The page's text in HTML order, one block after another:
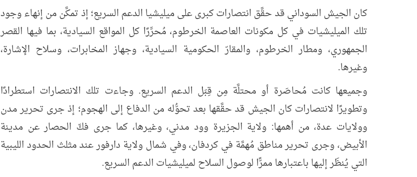
كان الجيش السوداني قد حقَّق انتصارات كبرى على ميليشيا الدعم السريع؛ إذ تمكَّن من إنهاء وجود
تلك الميليشيات في كل مكونات العاصمة الخرطوم، مُحرِّرًا كل المواقع السيادية، بما فيها القصر
الجمهوري، ومطار الخرطوم، والمقارّ الحكومية السيادية، وجهاز المخابرات، وسلاح الإشارة،
وغيرها.
وجميعها كانت مُحاصَرة أو محتلَّة مِن قِبَل الدعم السريع. وجاءت تلك الانتصارات استطرادًا
وتطويرًا لانتصارات كان الجيش قد حقَّقها بعد تحوُّله من الدفاع إلى الهجوم؛ إذ جرى تحرير مدن
وولايات عدة، من أهمها: ولاية الجزيرة وود مدني، وغيرها، كما جرى فكّ الحصار عن مدينة
الأبيض، وجرى تحرير مناطق مُهمَّة في كردفان، وفي شمال ولاية دارفور عند مثلث الحدود الليبية
التي يُنظَر إليها باعتبارها ممرًّا لوصول السلاح لميليشيات الدعم السريع.